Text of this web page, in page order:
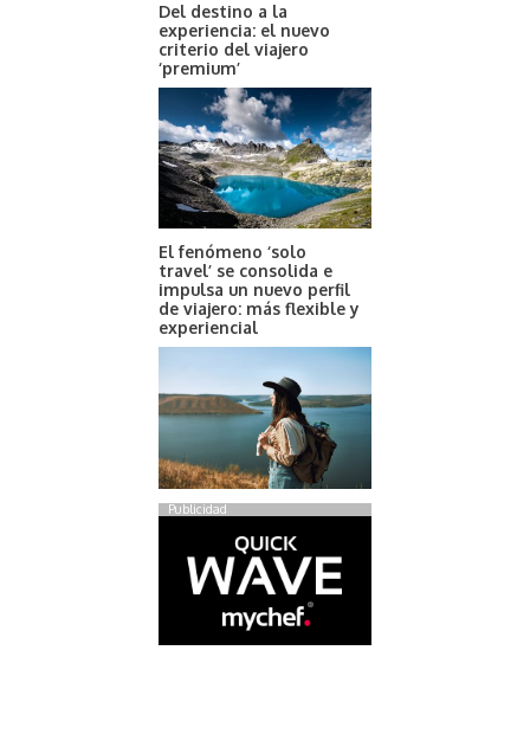
Del destino a la
experiencia: el nuevo
criterio del viajero
‘premium’
El fenómeno ‘solo
travel’ se consolida e
impulsa un nuevo perfil
de viajero: más flexible y
experiencial
Publicidad